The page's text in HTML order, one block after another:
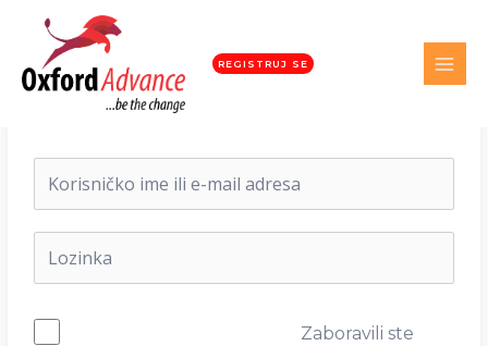
REGISTRUJ SE
Dobrodošli nazad!
Zaboravili ste